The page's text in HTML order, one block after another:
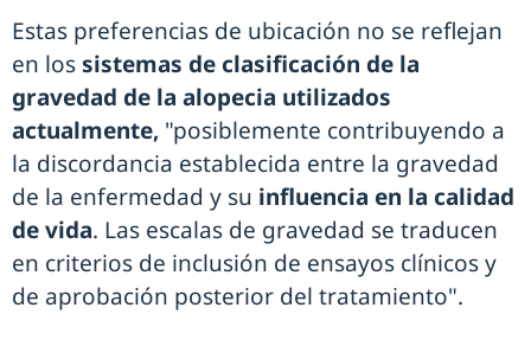
Estas preferencias de ubicación no se reflejan
en lossistemas de clasificación de la
gravedad de la alopecia utilizados
actualmente, "posiblemente contribuyendo a
la discordancia establecida entre la gravedad
de la enfermedad y su influencia en la calidad
de vida. Las escalas de gravedad se traducen
en criterios de inclusión de ensayos clínicos y
de aprobación posterior del tratamiento".